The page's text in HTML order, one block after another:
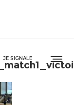
JE SIGNALE